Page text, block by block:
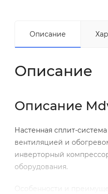
Описание
Описание
Описание
Настенная сплит-система
вентиляцией и
инверторный
оборудования.
Особенности и